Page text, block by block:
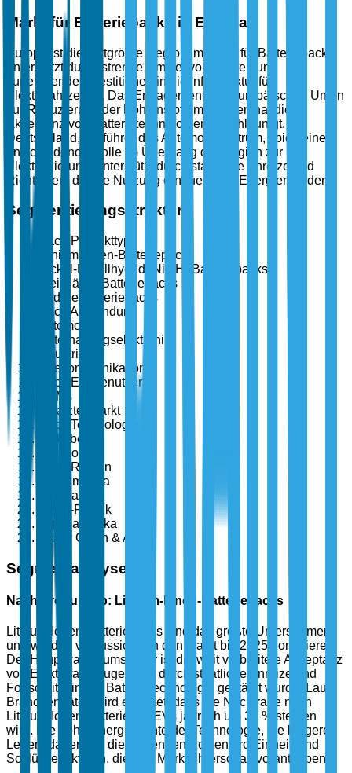
Markt für Batteriepacks in Europa
Europa ist die drittgrößte Region im Markt für Batteriepacks,
unterstützt durch strenge Umweltvorschriften und
zunehmende Investitionen in die Infrastruktur für
Elektrofahrzeuge. Das Engagement der Europäischen Union
zur Reduzierung der Kohlenstoffemissionen hat die
Akzeptanz von Batterietechnologien beschleunigt.
Deutschland, als führendes Automobilzentrum, spielt eine
entscheidende Rolle im Übergang der Region zur
Elektrifizierung, unterstützt durch staatliche Anreize und
Richtlinien, die die Nutzung erneuerbarer Energien fördern.
Segmentierungsstruktur
Nach Produkttyp
Lithium-Ionen-Batteriepacks
Nickel-Metallhydrid (NiMH) Batteriepacks
Blei-Säure-Batteriepacks
Andere Batteriepacks
Nach Anwendung
Automobil
Unterhaltungselektronik
Industrie
Telekommunikation
Nach Endbenutzer
OEMs
Ersatzteilmarkt
Nach Technologie
Verkabelt
Drahtlos
Nach Region
Nordamerika
Europa
Asien-Pazifik
Lateinamerika
Naher Osten & Afrika
Segmentanalyse
Nach Produkttyp: Lithium-Ionen-Batteriepacks
Lithium-Ionen-Batteriepacks sind das größte Untersegment
und werden voraussichtlich den Markt bis 2025 dominieren.
Der Hauptwachstumsfaktor ist die weit verbreitete Akzeptanz
von Elektrofahrzeugen, die durch staatliche Anreize und
Fortschritte in der Batterietechnologie gestärkt wurde. Laut
Branchendaten wird erwartet, dass die Nachfrage nach
Lithium-Ionen-Batterien in EVs jährlich um 35 % steigen
wird. Die hohe Energiedichte der Technologie, die längere
Lebensdauer und die sinkenden Kosten pro Einheit sind
Schlüsselfaktoren, die ihre Marktführerschaft vorantreiben.